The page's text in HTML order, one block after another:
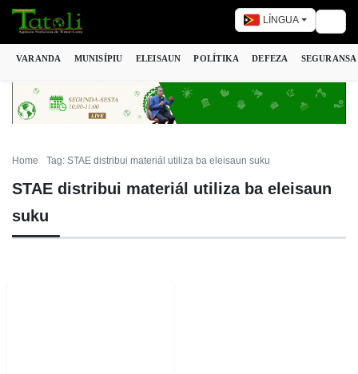
LÍNGUA
VARANDA MUNISÍPIU ELEISAUN POLÍTIKA DEFEZA SEGURANSA
Home Tag: STAE distribui materiál utiliza ba eleisaun suku
STAE distribui materiál utiliza ba eleisaun
suku